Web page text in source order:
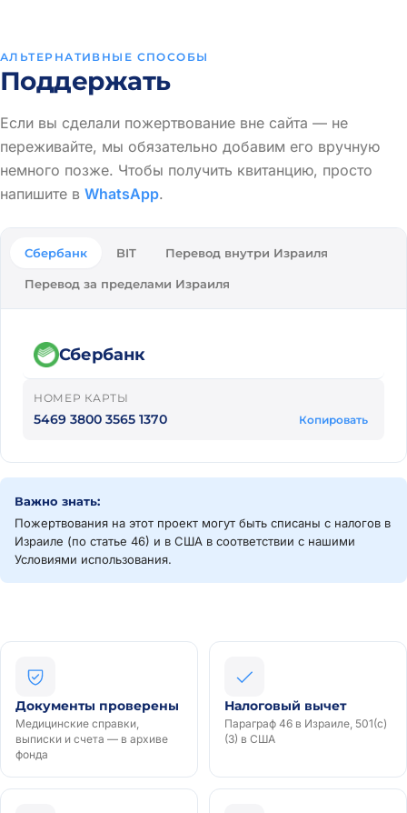
АЛЬТЕРНАТИВНЫЕ СПОСОБЫ
Поддержать
Если вы сделали пожертвование вне сайта — не
переживайте, мы обязательно добавим его вручную
немного позже. Чтобы получить квитанцию, просто
напишите в WhatsApp.
Сбербанк BIT Перевод внутри Израиля
Перевод за пределами Израиля
Сбербанк
НОМЕР КАРТЫ
5469 3800 3565 1370 Копировать
Важно знать:
Пожертвования на этот проект могут быть списаны с налогов в
Израиле (по статье 46) и в США в соответствии с нашими
Условиями использования.
Документы проверены
Медицинские справки,
выписки и счета — в архиве
фонда
Налоговый вычет
Параграф 46 в Израиле, 501(c)
(3) в США